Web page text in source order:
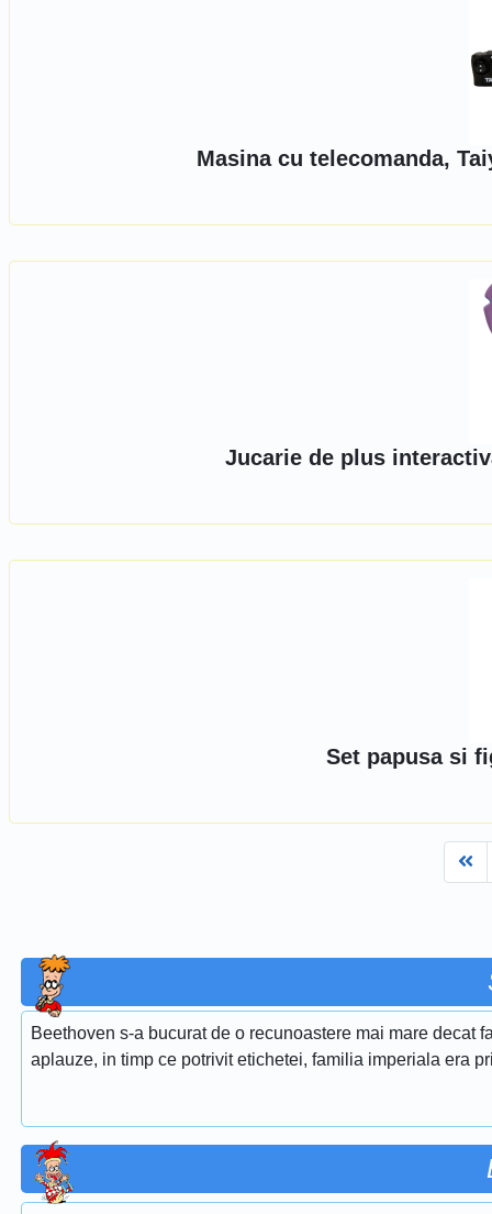
Masina cu telecomanda,
Jucarie de plus
Set papusa si
Beethoven s-a bucurat de o recunoastere mai mare decat
aplauze, in timp ce potrivit etichetei, familia imperiala era